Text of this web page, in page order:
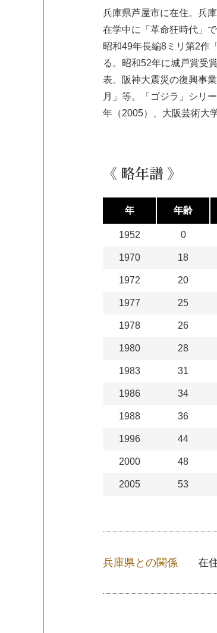
兵庫県芦屋市に在住。兵
在学中に「革命狂時代」
昭和49年長編8ミリ第2作
る。昭和52年に城戸賞受
表。阪神大震災の復興事
月」等。「ゴジラ」シリ
年（2005）、大阪芸術大
《 略年譜 》
年 年齢
1952 0
1970 18
1972 20
1977 25
1978 26
1980 28
1983 31
1986 34
1988 36
1996 44
2000 48
2005 53
兵庫県との関係 在